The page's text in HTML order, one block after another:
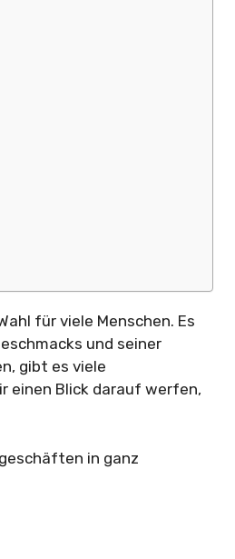
für viele Menschen. Es
und seiner
gibt es viele
einen Blick darauf werfen,
in ganz